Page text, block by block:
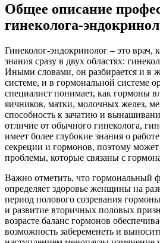
Общее описание
гинеколога-
Гинеколог-эндокринолог – это врач,
знания сразу в двух областях:
Иными словами, он разбирается и в
системе, и в гормональной системе
специалист понимает, как гормоны
яичников, матки, молочных желез,
способность к зачатию и
отличие от обычного гинеколога,
имеет более глубокие знания о
секреции и гормонов, поэтому может
проблемы, которые связаны с
Важно отметить, что гормональный
определяет здоровье женщины на
период полового созревания
и развитие вторичных половых
возрасте баланс гормонов
возможность забеременеть и